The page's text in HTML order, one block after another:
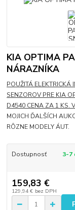
KIA OPTIMA
NÁRAZNÍKA
POUŽITÁ ELEKTRICKÁ
SENZOROV PRE KIA
D4540 CENA ZA 1 KS.
MOJICH ĎALŠÍCH
RÔZNE MODELY ÁUT.
Dostupnosť 3-7
159,83 €
129,94 € bez DPH